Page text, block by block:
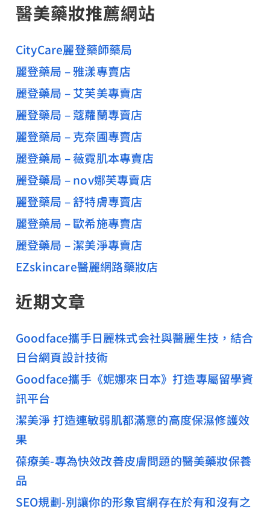
醫美藥妝推薦網站
CityCare麗登藥師藥局
麗登藥局 – 雅漾專賣店
麗登藥局 – 艾芙美專賣店
麗登藥局 – 蔻蘿蘭專賣店
麗登藥局 – 克奈圃專賣店
麗登藥局 – 薇霓肌本專賣店
麗登藥局 – nov娜芙專賣店
麗登藥局 – 舒特膚專賣店
麗登藥局 – 歐希施專賣店
麗登藥局 – 潔美淨專賣店
EZskincare醫麗網路藥妝店
近期文章
Goodface攜手日麗株式会社與醫麗生技，結合
日台網頁設計技術
Goodface攜手《妮娜來日本》打造專屬留學資
訊平台
潔美淨 打造連敏弱肌都滿意的高度保濕修護效
果
葆療美-專為快效改善皮膚問題的醫美藥妝保養
品
SEO規劃-別讓你的形象官網存在於有和沒有之